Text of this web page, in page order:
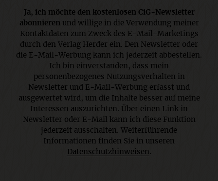
Ja, ich möchte den kostenlosen CiG-Newsletter
abonnierenund willige in die Verwendung meiner
Kontaktdaten zum Zweck des E-Mail-Marketings
durch den Verlag Herder ein. Den Newsletter oder
die E-Mail-Werbung kann ich jederzeit abbestellen.
Ich bin einverstanden, dass mein
personenbezogenes Nutzungsverhalten in
Newsletter und E-Mail-Werbung erfasst und
ausgewertet wird, um die Inhalte besser auf meine
Interessen auszurichten. Über einen Link in
Newsletter oder E-Mail kann ich diese Funktion
jederzeit ausschalten. Weiterführende
Informationen finden Sie in unseren
Datenschutzhinweisen.